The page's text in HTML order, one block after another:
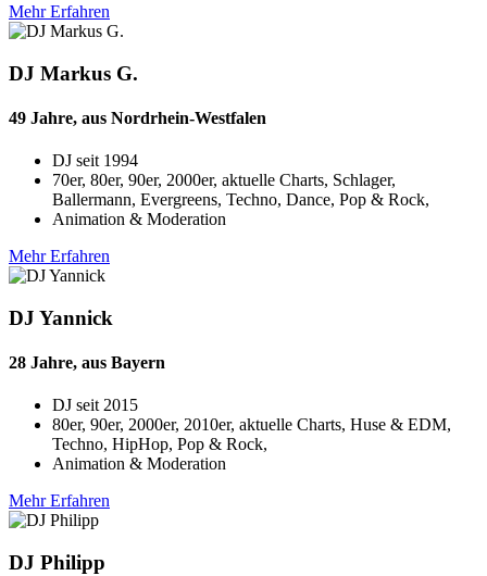
Mehr Erfahren
DJ Markus G.
49 Jahre, aus Nordrhein-Westfalen
DJ seit 1994
70er, 80er, 90er, 2000er, aktuelle Charts, Schlager,
Ballermann, Evergreens, Techno, Dance, Pop & Rock,
Animation & Moderation
Mehr Erfahren
DJ Yannick
28 Jahre, aus Bayern
DJ seit 2015
80er, 90er, 2000er, 2010er, aktuelle Charts, Huse & EDM,
Techno, HipHop, Pop & Rock,
Animation & Moderation
Mehr Erfahren
DJ Philipp